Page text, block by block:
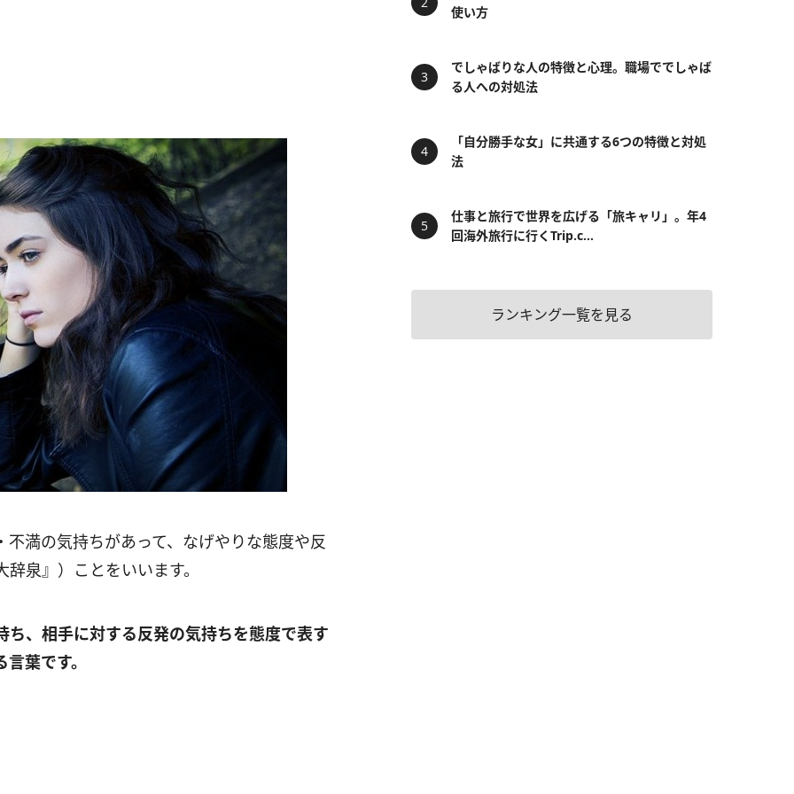
満の気持ちがあって、なげやりな態度や反
泉』）ことをいいます。
、相手に対する反発の気持ちを態度で表す
葉です。
使い方
でしゃばりな人の特徴と心理。職場ででしゃば
る人への対処法
「自分勝手な女」に共通する6つの特徴と対処
法
仕事と旅行で世界を広げる「旅キャリ」。年4
回海外旅行に行くTrip.c...
ランキング一覧を見る